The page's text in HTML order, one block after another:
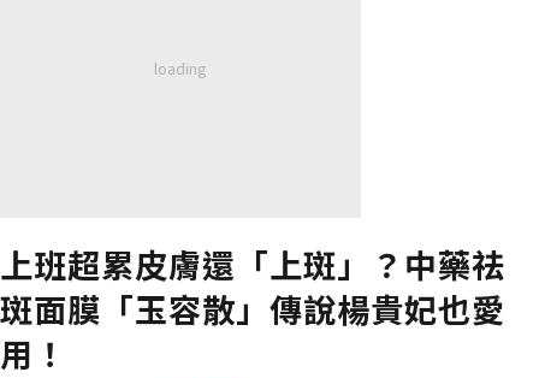
上班超累皮膚還「上斑」？中藥祛
斑面膜「玉容散」傳說楊貴妃也愛
用！